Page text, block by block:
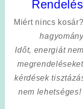
Miért nincs kosár?
Időt, energiát
kérdések
nem